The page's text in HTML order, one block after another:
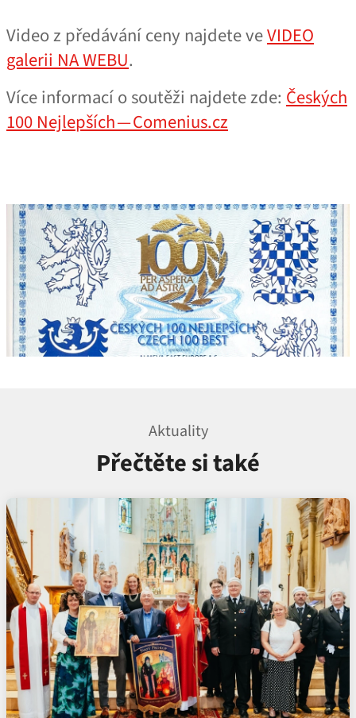
Video z předávání ceny najdete veVIDEO
galerii NA WEBU.
Více informací o soutěži najdete zde: Českých
100 Nejlepších — Comenius.cz
Aktuality
Přečtěte si také